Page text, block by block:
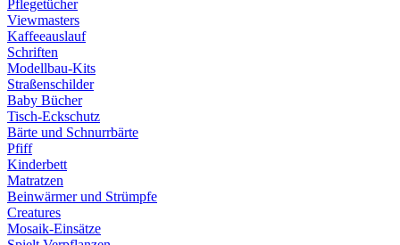
Pflegetücher
Viewmasters
Kaffeeauslauf
Schriften
Modellbau-Kits
Straßenschilder
Baby Bücher
Tisch-Eckschutz
Bärte und Schnurrbärte
Pfiff
Kinderbett
Matratzen
Beinwärmer und Strümpfe
Creatures
Mosaik-Einsätze